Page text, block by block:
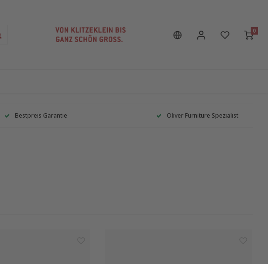
0
Bestpreis Garantie Oliver Furniture Spezialist